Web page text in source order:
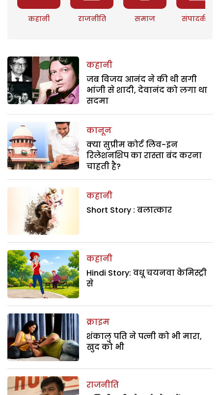
कहानी राजनीति समाज संपादकीय
कहानी
जब विजय आनंद ने की थी सगी
भांजी से शादी, देवानंद को लगा था
सदमा
कानून
क्या सुप्रीम कोर्ट लिव-इन
रिलेशनशिप का रास्ता बंद करना
चाहती है?
कहानी
Short Story : बलात्कार
कहानी
Hindi Story: वधू चयनवा केमिस्ट्री
से
क्राइम
शंकालु पति ने पत्नी को भी मारा,
खुद को भी
राजनीति